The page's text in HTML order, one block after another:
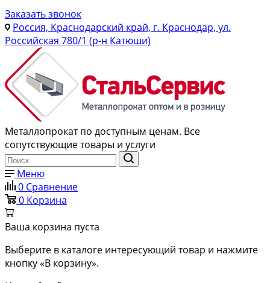
Заказать звонок
Россия, Краснодарский край, г. Краснодар, ул.
Российская 780/1 (р-н Катюши)
Металлопрокат по доступным ценам. Все
сопутствующие товары и услуги
Меню
0 Сравнение
0 Корзина
Ваша корзина пуста
Выберите в каталоге интересующий товар и нажмите
кнопку «В корзину».